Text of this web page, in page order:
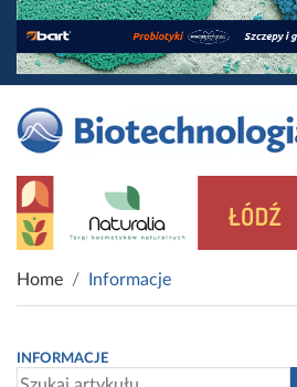
Home Informacje
INFORMACJE